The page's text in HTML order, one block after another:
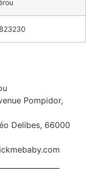
Pompidor,
Delibes, 66000